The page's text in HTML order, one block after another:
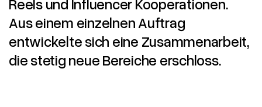
Reels und Influencer Kooperationen.
Aus einem einzelnen Auftrag
entwickelte sich eine Zusammenarbeit,
die stetig neue Bereiche erschloss.